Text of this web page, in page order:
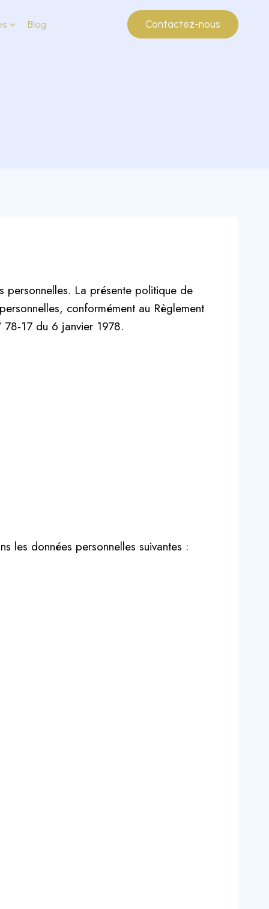
Blog Contactez-nous
La présente politique de
conformément au Règlement
17 du 6 janvier 1978.
les données personnelles suivantes :